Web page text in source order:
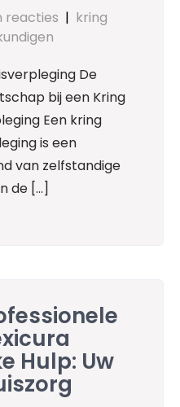
reacties | kring
De
bij een Kring
Een kring
is een
van zelfstandige
de […]
Hulp: Uw